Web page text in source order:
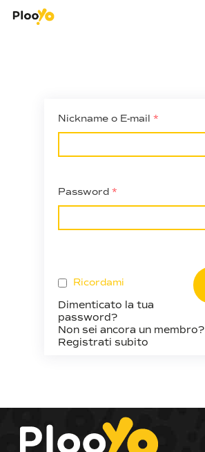
Skip
Nickname o E-mail*
Password*
Ricordami
Dimenticato la tua
password?
Non sei ancora un membro?
Registrati subito